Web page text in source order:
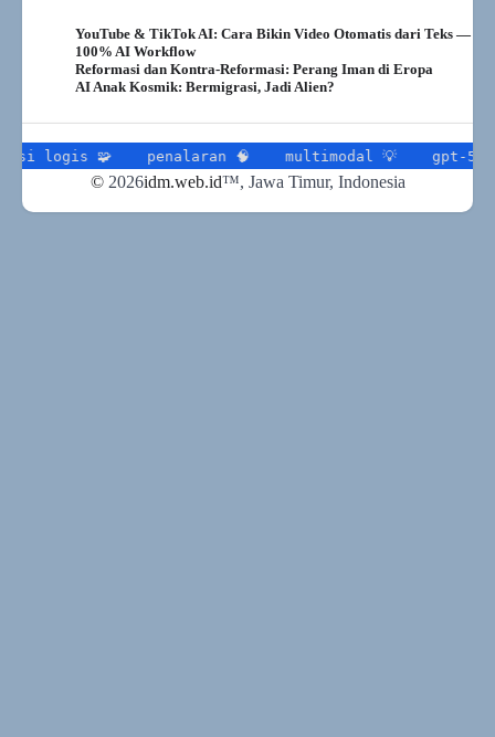
YouTube & TikTok AI: Cara Bikin Video Otomatis dari Teks —
100% AI Workflow
Reformasi dan Kontra-Reformasi: Perang Iman di Eropa
AI Anak Kosmik: Bermigrasi, Jadi Alien?
🧩 penalaran 🧠 multimodal 💡 gpt-5 📷
©2026idm.web.id™, Jawa Timur, Indonesia